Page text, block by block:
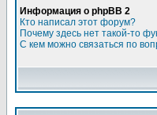
Информация о phpBB 2
Кто написал этот форум?
Почему здесь нет такой-то
С кем можно связаться по